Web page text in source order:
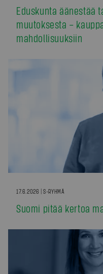
Eduskunta äänestää
muutoksesta –
mahdollisuuksiin
17.6.2026 | S-RYHMÄ
Suomi pitää kertoa